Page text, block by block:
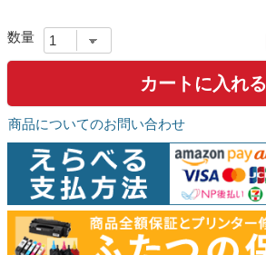
カートに入れる
商品についてのお問い合わせ